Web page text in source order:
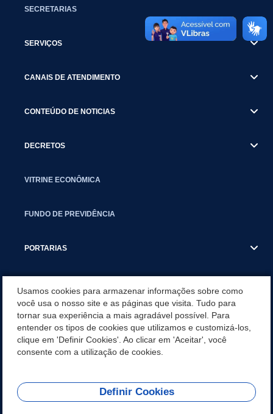
SECRETARIAS
SERVIÇOS
CANAIS DE ATENDIMENTO
CONTEÚDO DE NOTICIAS
DECRETOS
VITRINE ECONÔMICA
FUNDO DE PREVIDÊNCIA
PORTARIAS
CONCURSO/PSS/CONVOCAÇÃO
INCENTIVOS PÚBLICOS À PROJETOS CULTURAIS - INÁCIO
MARTINS PR
REDES SOCIAIS
Usamos cookies para armazenar informações sobre como
você usa o nosso site e as páginas que visita. Tudo para
tornar sua experiência a mais agradável possível. Para
entender os tipos de cookies que utilizamos e customizá-los,
clique em 'Definir Cookies'. Ao clicar em 'Aceitar', você
consente com a utilização de cookies.
Definir Cookies